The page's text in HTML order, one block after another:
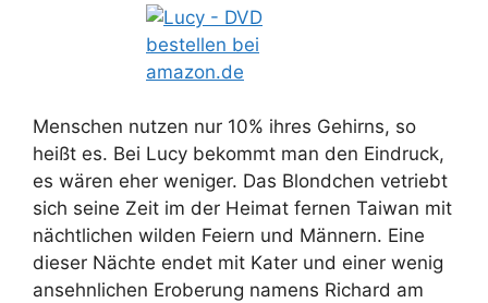
Menschen nutzen nur 10% ihres Gehirns, so
heißt es. Bei Lucy bekommt man den Eindruck,
es wären eher weniger. Das Blondchen vetriebt
sich seine Zeit im der Heimat fernen Taiwan mit
nächtlichen wilden Feiern und Männern. Eine
dieser Nächte endet mit Kater und einer wenig
ansehnlichen Eroberung namens Richard am